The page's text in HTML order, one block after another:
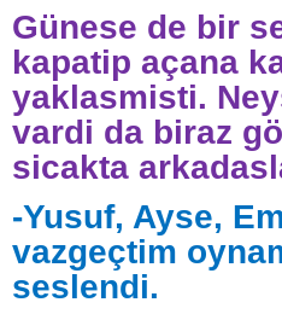
Günese de bir
kapatip açana
yaklasmisti.
vardi da biraz
sicakta
-Yusuf, Ayse,
vazgeçtim
seslendi.